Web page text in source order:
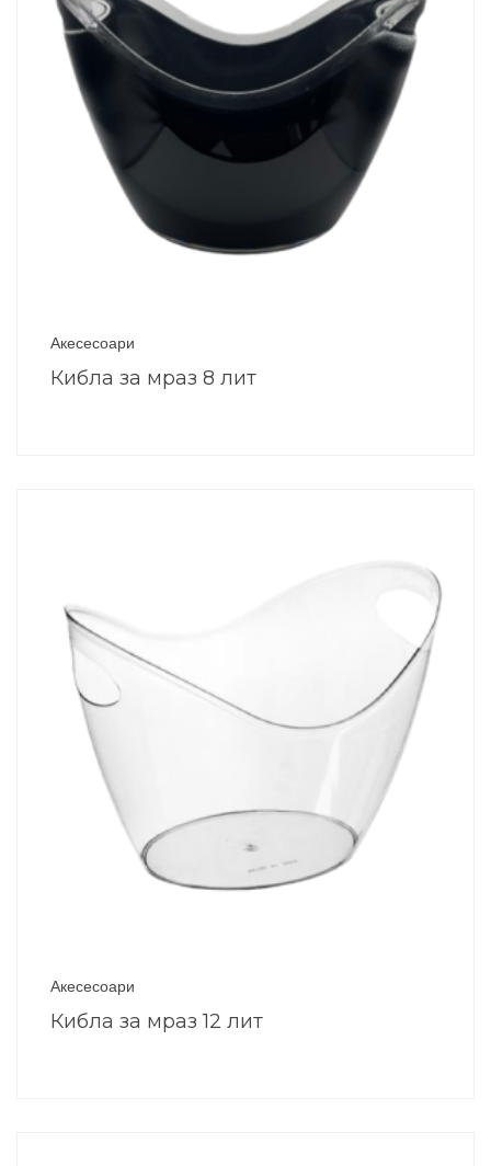
Акесесоари
Кибла за мраз 8 лит
Акесесоари
Кибла за мраз 12 лит